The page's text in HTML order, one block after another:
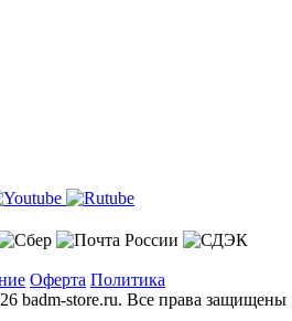
Оферта Политика
badm-store.ru. Все права защищены